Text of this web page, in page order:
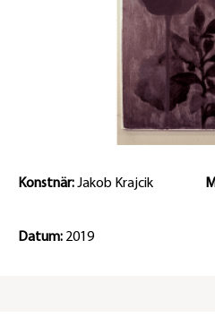
Konstnär:Jakob Krajcik
Datum: 2019